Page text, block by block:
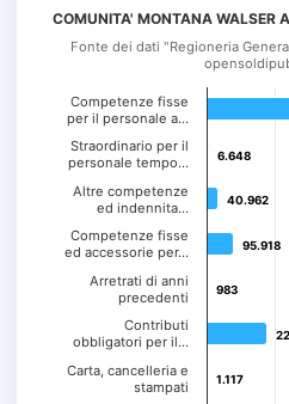
COMUNITA' MONTANA WALSER
Fonte dei dati "Regioneria
6.648
6.648
40.962
40.962
95.918
95.918
983
983
1.117
1.117
Competenze fisse
per il personale a…
Straordinario per il
personale tempo…
Altre competenze
ed indennita…
Competenze fisse
ed accessorie per…
Arretrati di anni
precedenti
Contributi
obbligatori per il…
Carta, cancelleria e
stampati